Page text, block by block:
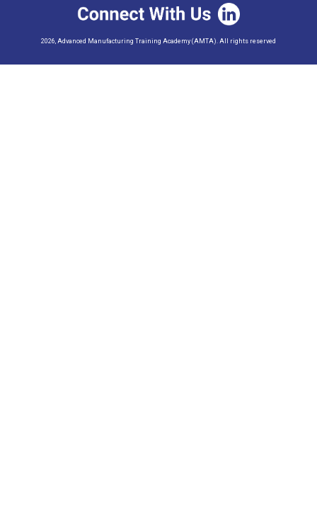
2026, Advanced Manufacturing Training Academy (AMTA). All rights reserved